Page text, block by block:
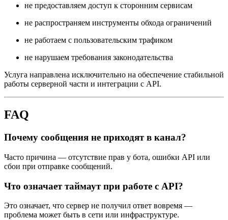
не предоставляем доступ к сторонним сервисам
не распространяем инструменты обхода ограничений
не работаем с пользовательским трафиком
не нарушаем требования законодательства
Услуга направлена исключительно на обеспечение стабильной
работы серверной части и интеграции с API.
FAQ
Почему сообщения не приходят в канал?
Часто причина — отсутствие прав у бота, ошибки API или
сбои при отправке сообщений.
Что означает таймаут при работе с API?
Это означает, что сервер не получил ответ вовремя —
проблема может быть в сети или инфраструктуре.